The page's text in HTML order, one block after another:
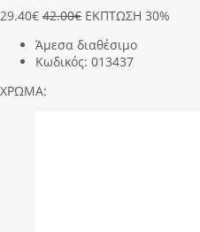
29.40€ 42.00€ ΕΚΠΤΩΣΗ 30%
Άμεσα διαθέσιμο
Κωδικός: 013437
ΧΡΩΜΑ: